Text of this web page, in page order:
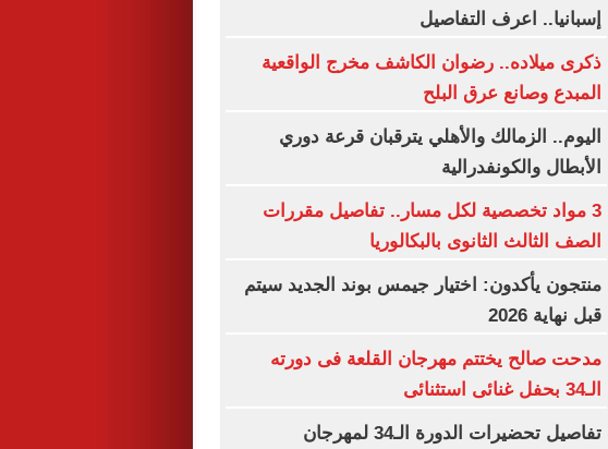
إسبانيا.. اعرف التفاصيل
ذكرى ميلاده.. رضوان الكاشف مخرج الواقعية
المبدع وصانع عرق البلح
اليوم.. الزمالك والأهلي يترقبان قرعة دوري
الأبطال والكونفدرالية
3 مواد تخصصية لكل مسار.. تفاصيل مقررات
الصف الثالث الثانوى بالبكالوريا
منتجون يأكدون: اختيار جيمس بوند الجديد سيتم
قبل نهاية 2026
مدحت صالح يختتم مهرجان القلعة فى دورته
الـ34 بحفل غنائى استثنائى
تفاصيل تحضيرات الدورة الـ34 لمهرجان